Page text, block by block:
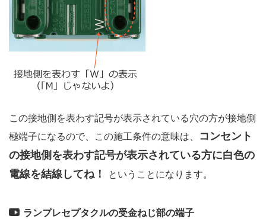
この接地側を表わす記号が表示されている穴の方が接地側
極端子になるので、この施工条件の意味は、
コンセント
の接地側を表わす記号が表示されている方に白色の
電線を結線してね！
ということになります。
ランプレセプタクルの受金ねじ部の端子